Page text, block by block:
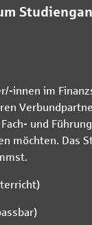
innen im
und
möchten. Das